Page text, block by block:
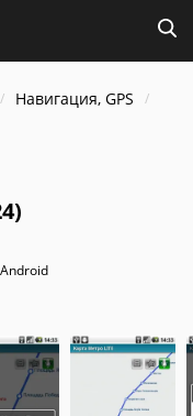
Навигация, GPS